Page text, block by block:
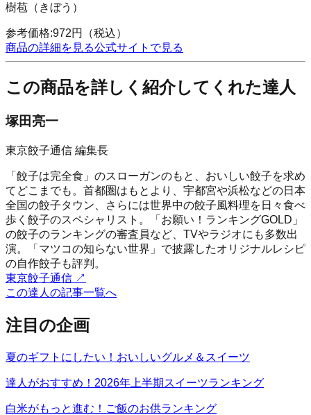
樹苞（きぼう）
参考価格:972円
（税込）
商品の詳細を見る公式サイトで見る
この商品を詳しく紹介してくれた達人
塚田亮一
東京餃子通信 編集長
「餃子は完全食」のスローガンのもと、おいしい餃子を求め
てどこまでも。首都圏はもとより、宇都宮や浜松などの日本
全国の餃子タウン、さらには世界中の餃子風料理を日々食べ
歩く餃子のスペシャリスト。「お願い！ランキングGOLD」
の餃子のランキングの審査員など、TVやラジオにも多数出
演。「マツコの知らない世界」で披露したオリジナルレシピ
の自作餃子も評判。
東京餃子通信 ↗
この達人の記事一覧へ
注目の企画
夏のギフトにしたい！おいしいグルメ＆スイーツ
達人がおすすめ！2026年上半期スイーツランキング
白米がもっと進む！ご飯のお供ランキング